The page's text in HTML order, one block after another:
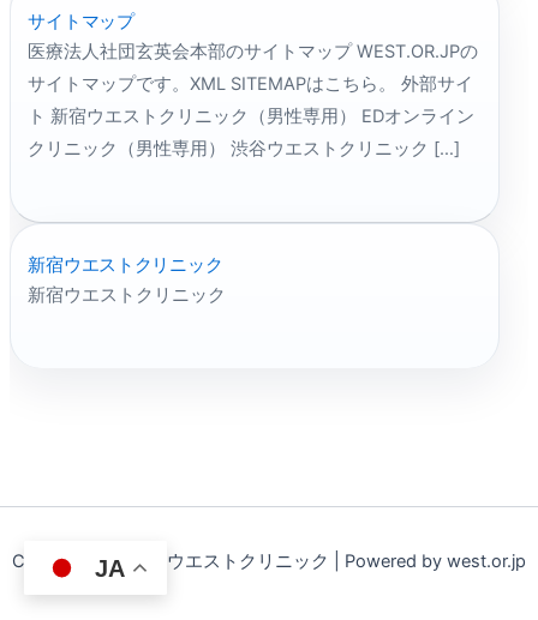
サイトマップ
医療法人社団玄英会本部のサイトマップ WEST.OR.JPの
サイトマップです。XML SITEMAPはこちら。 外部サイ
ト 新宿ウエストクリニック（男性専用） EDオンライン
クリニック（男性専用） 渋谷ウエストクリニック […]
新宿ウエストクリニック
新宿ウエストクリニック
Copyright © 2026 ウエストクリニック | Powered by west.or.jp
JA